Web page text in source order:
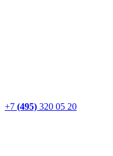
+7 (495) 320 05 20